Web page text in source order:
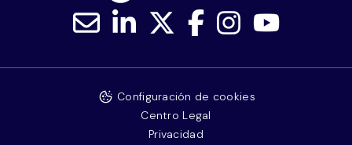
Configuración de cookies
Centro Legal
Privacidad